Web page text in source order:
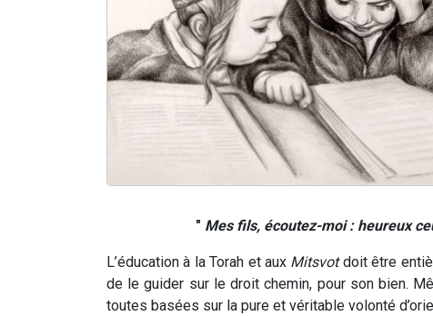
" Mes fils, écoutez-moi : heureux
L’éducation à la Torah et aux Mitsvotdoit être
de le guider sur le droit chemin, pour son bien.
toutes basées sur la pure et véritable volonté